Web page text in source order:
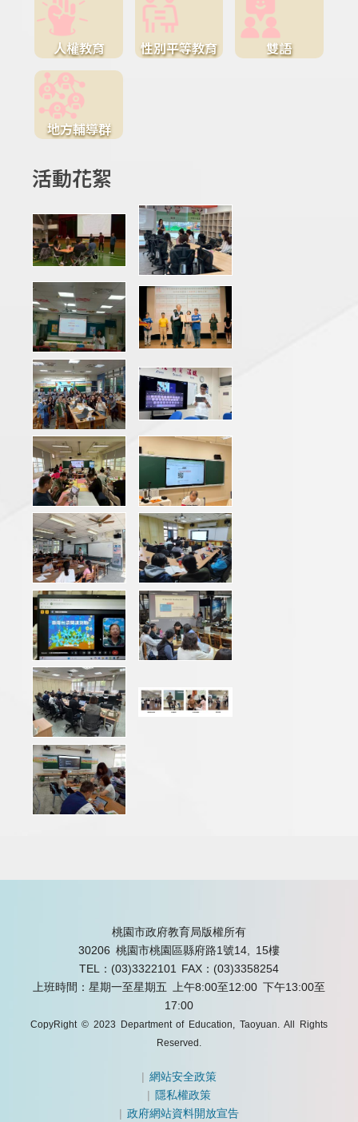
人權教育 性別平等教育 雙語
地方輔導群
活動花絮
桃園市政府教育局版權所有
30206 桃園市桃園區縣府路1號14, 15樓
TEL：(03)3322101
FAX：(03)3358254
上班時間：星期一至星期五 上午8:00至12:00 下午13:00至
17:00
CopyRight © 2023 Department of Education, Taoyuan. All Rights
Reserved.
|網站安全政策
| 隱私權政策
|政府網站資料開放宣告